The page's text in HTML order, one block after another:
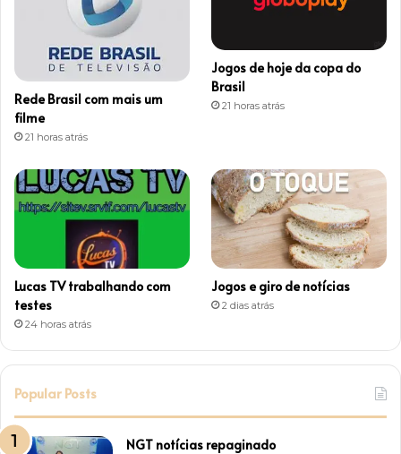
r
a
Rede Brasil com mais um
filme
21 horas atrás
Jogos de hoje da copa do
Brasil
21 horas atrás
Lucas TV trabalhando com
testes
24 horas atrás
Jogos e giro de notícias
2 dias atrás
Popular Posts
NGT notícias repaginado